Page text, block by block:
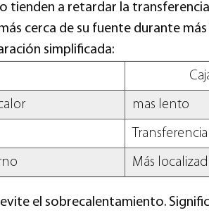
tienden a retardar la
cerca de su fuente durante
simplificada:
mas lento
Más
el sobrecalentamiento.